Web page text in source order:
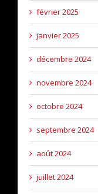
février 2025
janvier 2025
décembre 2024
novembre 2024
octobre 2024
septembre 2024
août 2024
juillet 2024